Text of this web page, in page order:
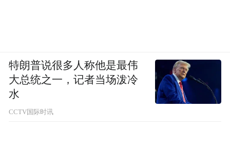
无论是“意大利国民车”菲亚特还是阿尔法·罗
特朗普说很多人称他是最伟
大总统之一，记者当场泼冷
水
CCTV国际时讯